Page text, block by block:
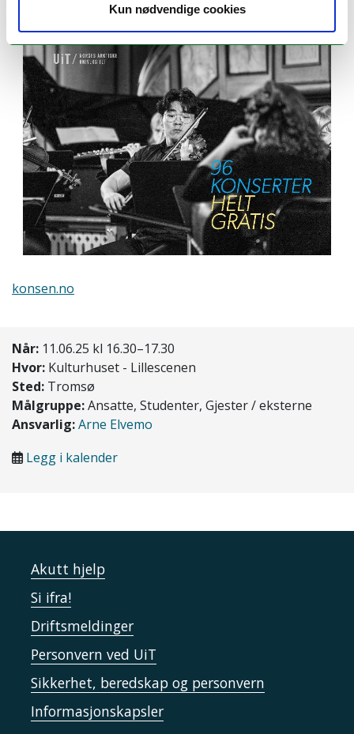
Kun nødvendige cookies
konsen.no
Når: 11.06.25 kl 16.30–17.30
Hvor: Kulturhuset - Lillescenen
Sted: Tromsø
Målgruppe:Ansatte, Studenter, Gjester / eksterne
Ansvarlig:Arne Elvemo
Legg i kalender
Akutt hjelp
Si ifra!
Driftsmeldinger
Personvern ved UiT
Sikkerhet, beredskap og personvern
Informasjonskapsler